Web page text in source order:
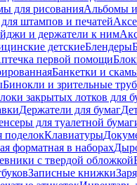
для рисованияАльбомы и
штампов и печатей
и держатели к ним
детскиеБлендеры
первой помощи
Банкетки и
Бинокли и зрительные
закрытых лотков для
Держатели для бумаг
для туалетной
поделокКлавиатуры
форматная в наборах
с твердой обложкой
Записные книжки